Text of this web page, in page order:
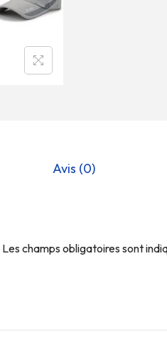
Avis (0)
Les champs obligatoires sont